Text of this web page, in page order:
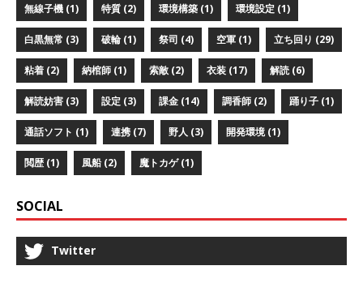
無線子機 (1) 特質 (2) 環境構築 (1) 環境設定 (1)
白黒無常 (3) 破輪 (1) 祭司 (4) 空軍 (1) 立ち回り (29)
粘着 (2) 納棺師 (1) 索敵 (2) 衣装 (17) 解読 (6)
解読妨害 (3) 設定 (3) 課金 (14) 調香師 (2) 踊り子 (1)
通話ソフト (1) 連携 (7) 野人 (3) 開発環境 (1)
閲歴 (1) 風船 (2) 魔トカゲ (1)
SOCIAL
Twitter